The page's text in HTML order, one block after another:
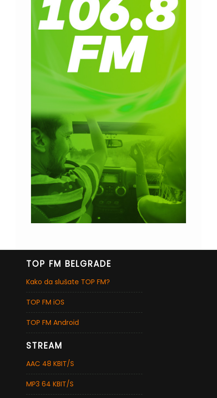
TOP FM BELGRADE
Kako da slušate TOP FM?
TOP FM iOS
TOP FM Android
STREAM
AAC 48 KBIT/S
MP3 64 KBIT/S